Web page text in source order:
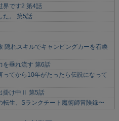
界です2 第4話
た。 第5話
隠れスキルでキャンピングカーを召喚
を垂れ流す 第6話
ってから10年がたったら伝説になって
掛け中Ⅱ 第5話
生、Sランクチート魔術師冒険録〜